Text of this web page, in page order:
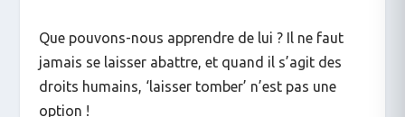
Que pouvons-nous apprendre de lui ? Il ne faut
jamais se laisser abattre, et quand il s’agit des
droits humains, ‘laisser tomber’ n’est pas une
option !